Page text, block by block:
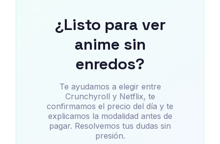
¿Listo para ver
anime sin
enredos?
Te ayudamos a elegir entre
Crunchyroll y Netflix, te
confirmamos el precio del día y te
explicamos la modalidad antes de
pagar. Resolvemos tus dudas sin
presión.